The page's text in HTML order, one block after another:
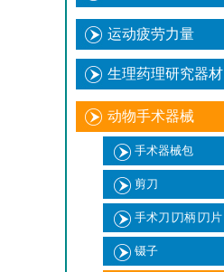
运动疲劳力量
生理药理研究器材
动物手术器械
手术器械包
剪刀
手术刀∣刀柄∣刀片
镊子